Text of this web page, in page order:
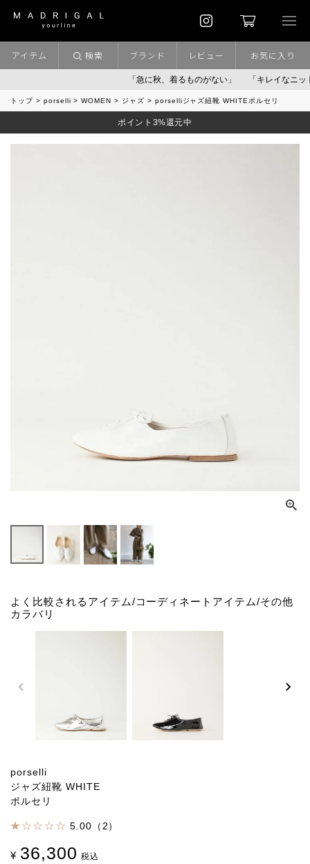
「急に秋、着るものがない」 「キレイなニット」 ポ
アイテム 検索 ブランド レビュー お気に入り
トップ porselli WOMEN ジャズ porselliジャズ紐靴 WHITEポルセリ
ポイント3%還元中
よく比較されるアイテム/コーディネートアイテム/その他
カラバリ
porselli
ジャズ紐靴 WHITE
ポルセリ
5.00（2）
¥ 36,300 税込